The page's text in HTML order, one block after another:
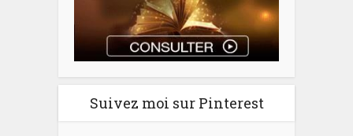
Suivez moi sur Pinterest